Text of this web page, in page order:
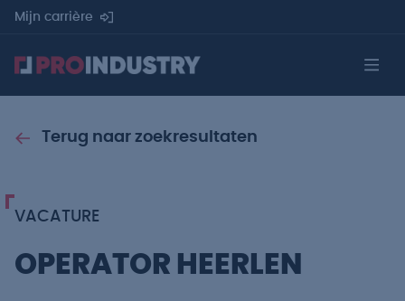
Mijn carrière
Terug naar zoekresultaten
VACATURE
OPERATOR HEERLEN